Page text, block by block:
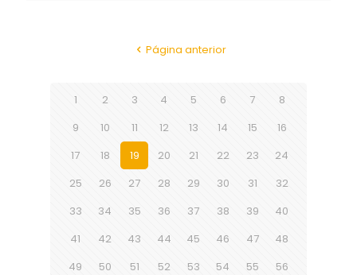
Página anterior
1 2 3 4 5 6 7
8
9
10 11 12 13 14 15
16
17
18 19 20 21 22 23
24
25
26 27 28 29 30 31
32
33
34 35 36 37 38 39
40
41
42 43 44 45 46 47
48
49
50 51 52 53 54 55
56